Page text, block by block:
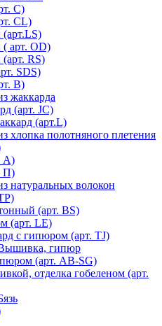
С)
СL)
арт. OD)
RS)
SDS)
В)
жаккарда
(арт. JC)
(арт.L)
хлопка полотняного плетения
А)
П)
натуральных волокон
(арт. BS)
(арт. LE)
с гипюром (арт. TJ)
Вышивка, гипюр
(арт. AB-SG)
отделка гобеленом (арт.